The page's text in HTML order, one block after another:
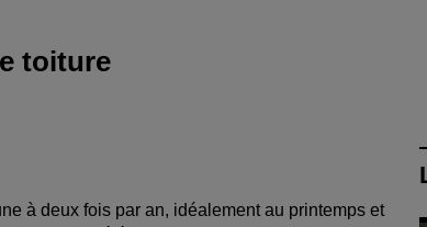
toiture
à deux fois par an, idéalement au printemps et